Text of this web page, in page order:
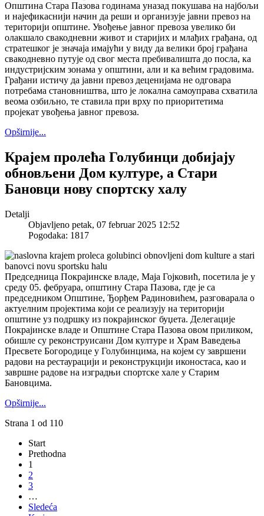
Општина Стара Пазова годинама уназад покушава на најбољи
и најефикаснији начин да реши и организује јавни превоз на
територији општине. Увођење јавног превоза увелико би
олакшало свакодневни живот и старијих и млађих грађана, од
стратешког је значаја имајући у виду да велики број грађана
свакодневно путује од свог места пребивалишта до посла, ка
индустријским зонама у општини, али и ка већим градовима.
Грађани истичу да јавни превоз деценијама не одговара
потребама становништва, што је локална самоуправа схватила
веома озбиљно, те ставила при врху по приоритетима
пројекат увођења јавног превоза.
Opširnije...
Крајем пролећа Голубинци добијају
обновљени Дом културе, а Стари
Бановци нову спортску халу
Detalji
Objavljeno petak, 07 februar 2025 12:52
Pogodaka: 1817
Председница Покрајинске владе, Маја Гојковић, посетила је у
среду 05. фебруара, општину Стара Пазова, где је са
председником Општине, Ђорђем Радиновићем, разговарала о
актуелним пројектима који се реализују на територији
општине уз подршку из покрајинског буџета. Делегације
Покрајинске владе и Општине Стара Пазова овом приликом,
обишле су реконструисани Дом културе и Храм Ваведења
Пресвете Богородице у Голубинцима, на којем су завршени
радови на рестаурацији и реконструкцији иконостаса, као и
завршне радове на изградњи спортске хале у Старим
Бановцима.
Opširnije...
Strana 1 od 110
Start
Prethodna
1
2
3
…
Sledeća